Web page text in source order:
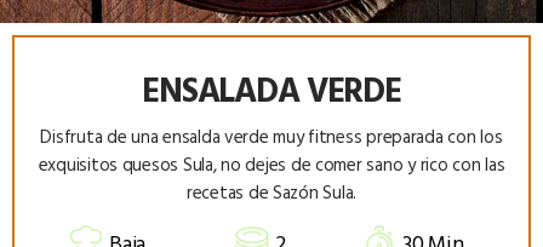
ENSALADA VERDE
Disfruta de una ensalda verde muy fitness preparada con los
exquisitos quesos Sula, no dejes de comer sano y rico con las
recetas de Sazón Sula.